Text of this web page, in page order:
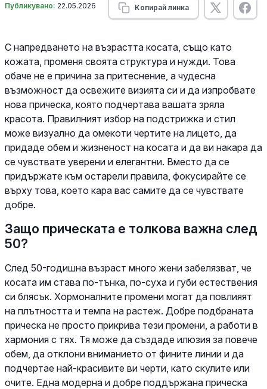
Публикувано: 22.05.2026 Копирай линка
С напредването на възрастта косата, също като
кожата, променя своята структура и нужди. Това
обаче не е причина за притеснение, а чудесна
възможност да освежите визията си и да изпробвате
нова прическа, която подчертава вашата зряла
красота. Правилният избор на подстрижка и стил
може визуално да омекоти чертите на лицето, да
придаде обем и жизненост на косата и да ви накара да
се чувствате уверени и елегантни. Вместо да се
придържате към остарели правила, фокусирайте се
върху това, което кара вас самите да се чувствате
добре.
Защо прическата е толкова важна след
50?
След 50-годишна възраст много жени забелязват, че
косата им става по-тънка, по-суха и губи естествения
си блясък. Хормоналните промени могат да повлияят
на плътността и темпа на растеж. Добре подбраната
прическа не просто прикрива тези промени, а работи в
хармония с тях. Тя може да създаде илюзия за повече
обем, да отклони вниманието от фините линии и да
подчертае най-красивите ви черти, като скулите или
очите. Една модерна и добре поддържана прическа